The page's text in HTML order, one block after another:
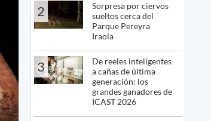
2
Sorpresa por ciervos
sueltos cerca del
Parque Pereyra
Iraola
3
De reeles inteligentes
a cañas de última
generación: los
grandes ganadores de
ICAST 2026